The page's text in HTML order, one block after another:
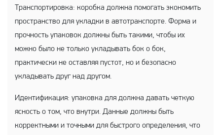
Транспортировка: коробка должна помогать экономить
пространство для укладки в автотранспорте. Форма и
прочность упаковок должны быть такими, чтобы их
можно было не только укладывать бок о бок,
практически не оставляя пустот, но и безопасно
укладывать друг над другом.
Идентификация: упаковка для должна давать четкую
ясность о том, что внутри. Данные должны быть
корректными и точными для быстрого определения, что